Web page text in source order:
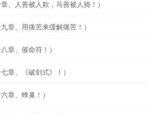
、人善被人欺，马善被人骑！）
章、用痛苦来缓解痛苦！）
章、催命符！）
章、《破剑式》！）
章、蜂巢！）